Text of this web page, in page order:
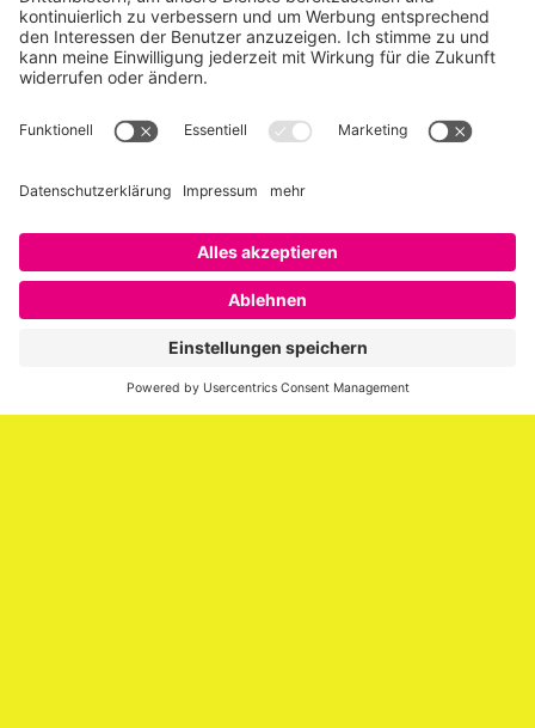
Über SAATKORN
SAATKORN ist der Blog von Gero Hesse. Seit 2009 schreibt
er über die Themen Employer Branding,